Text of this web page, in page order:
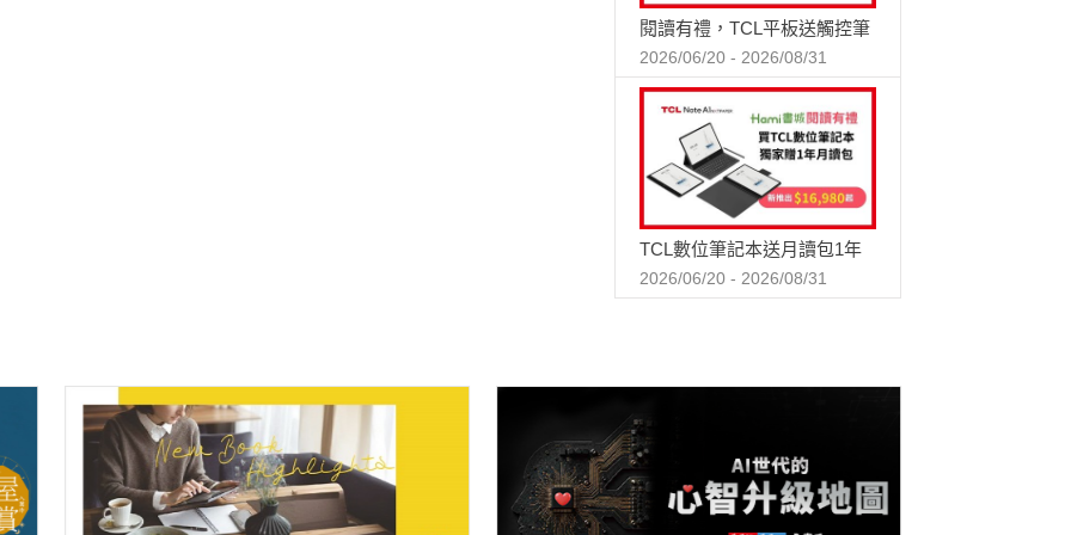
閱讀有禮，TCL平板送觸控筆
2026/06/20 - 2026/08/31
TCL數位筆記本送月讀包1年
2026/06/20 - 2026/08/31